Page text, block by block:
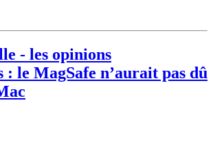
- les opinions
le MagSafe n’aurait pas dû